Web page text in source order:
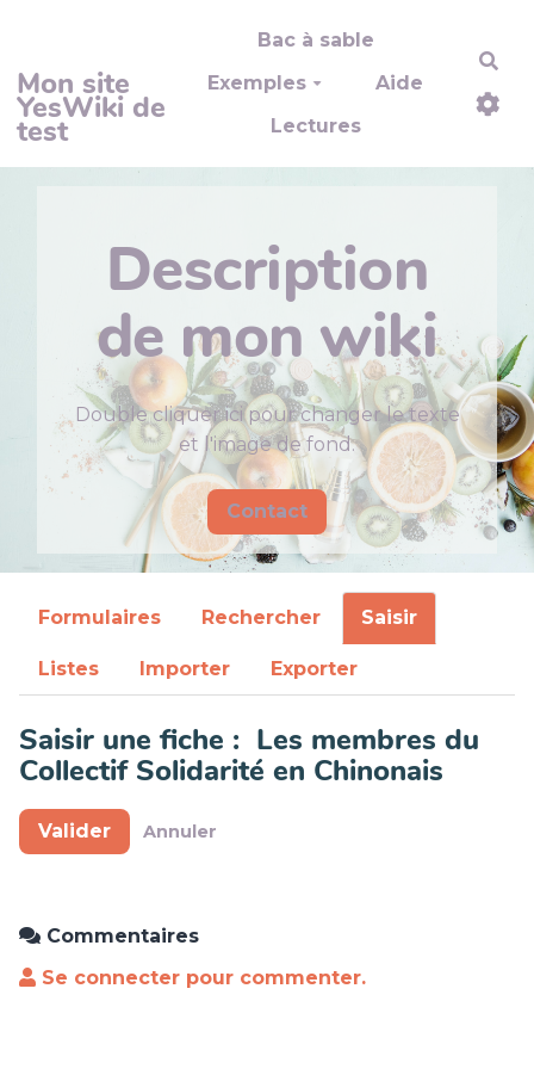
Aller au contenu principal
Mon site
YesWiki de
test
Bac à sable
Exemples
Aide
Lectures
Description
de mon wiki
Double cliquer ici pour changer le texte
et l'image de fond.
Contact
Formulaires Rechercher Saisir
Listes Importer Exporter
Saisir une fiche : Les membres du
Collectif Solidarité en Chinonais
Valider Annuler
Commentaires
Se connecter pour commenter.